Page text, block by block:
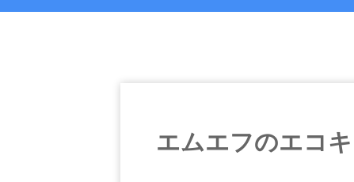
エムエフのエコ